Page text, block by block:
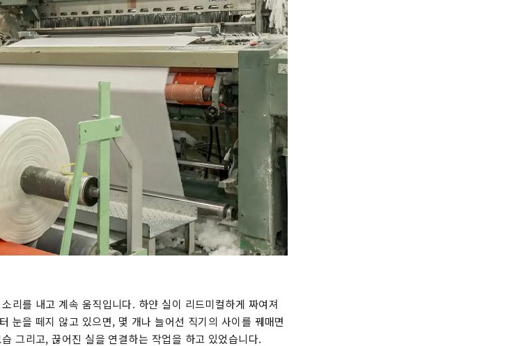
리를 내고 계속 움직입니다. 하얀 실이 리드미컬하게 짜여져
눈을 떼지 않고 있으면, 몇 개나 늘어선 직기의 사이를 꿰매면
그리고, 끊어진 실을 연결하는 작업을 하고 있었습니다.